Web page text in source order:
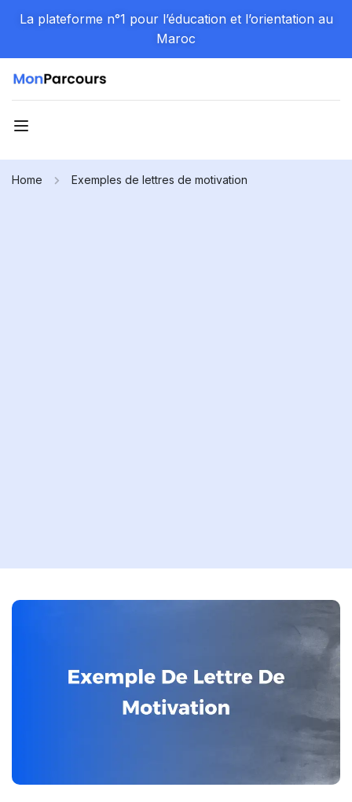
La plateforme n°1 pour l’éducation et l’orientation au
Maroc
Home Exemples de lettres de motivation